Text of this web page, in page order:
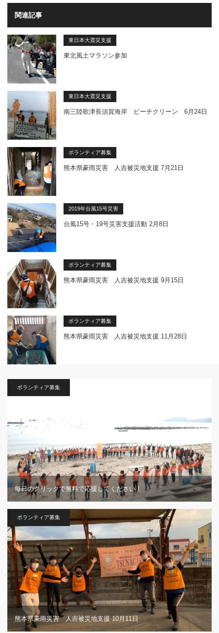
関連記事
東日本大震災支援
東北風土マラソン参加
東日本大震災支援
南三陸歌津長須賀海岸 ビーチクリーン 6月24日
ボランティア募集
熊本県豪雨災害 人吉被災地支援 7月21日
2019年台風15号災害
台風15号・19号災害支援活動 2月8日
ボランティア募集
熊本県豪雨災害 人吉被災地支援 9月15日
ボランティア募集
熊本県豪雨災害 人吉被災地支援 11月28日
ボランティア募集
毎日のクリックで無料で応援してください！
ボランティア募集
熊本県豪雨災害 人吉被災地支援 10月11日